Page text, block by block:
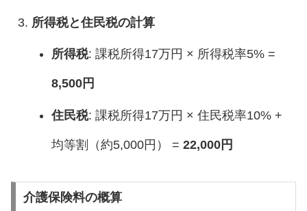
所得税と住民税の計算
所得税: 課税所得17万円 × 所得税率5% =
8,500円
住民税: 課税所得17万円 × 住民税率10% +
均等割（約5,000円） =22,000円
介護保険料の概算